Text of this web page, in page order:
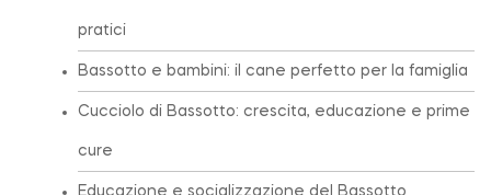
pratici
Bassotto e bambini: il cane perfetto per la famiglia
Cucciolo di Bassotto: crescita, educazione e prime
cure
Educazione e socializzazione del Bassotto